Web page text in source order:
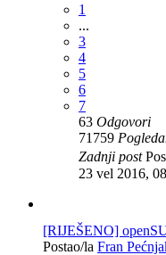
1
...
3
4
5
6
7
63 Odgovori
71759
Zadnji post
23 vel 2016,
[RIJEŠENO]
Postao/la Fran